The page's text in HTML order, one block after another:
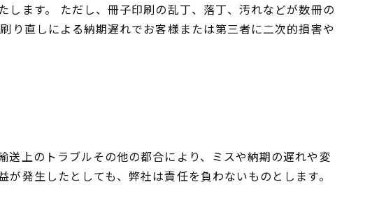
ます。 ただし、冊子印刷の乱丁、落丁、汚れなどが数冊の
り直しによる納期遅れでお客様または第三者に二次的損害や
上のトラブルその他の都合により、ミスや納期の遅れや変
発生したとしても、弊社は責任を負わないものとします。